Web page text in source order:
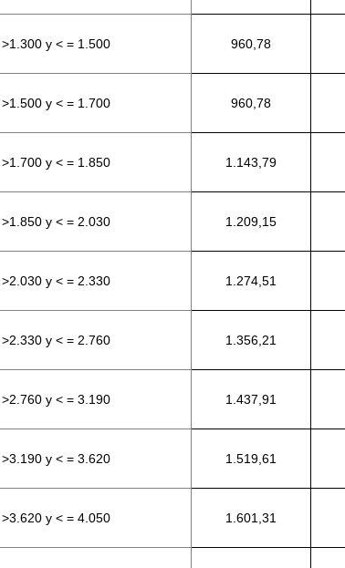
>1.300 y < = 1.500 960,78
>1.500 y < = 1.700 960,78
>1.700 y < = 1.850 1.143,79
>1.850 y < = 2.030 1.209,15
>2.030 y < = 2.330 1.274,51
>2.330 y < = 2.760 1.356,21
>2.760 y < = 3.190 1.437,91
>3.190 y < = 3.620 1.519,61
>3.620 y < = 4.050 1.601,31